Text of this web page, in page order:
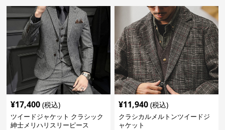
¥17,400 (税込)
ツイードジャケット クラシック
紳士メリハリスリーピース
¥11,940 (税込)
クラシカルメルトンツイードジ
ャケット